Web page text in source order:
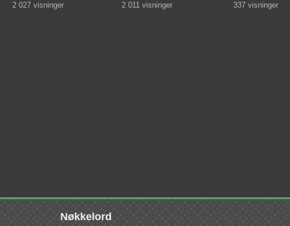
2 027 visninger 2 011 visninger 337 visninger
Nøkkelord